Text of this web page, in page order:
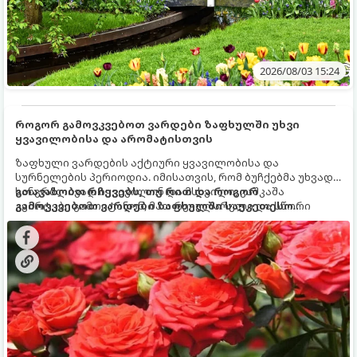
2026/08/03 15:24
როგორ გამოვკვებოთ ვარდები ზაფხულში უხვი
ყვავილობისა და არომატისთვის
ზაფხული ვარდების აქტიური ყვავილობისა და
სურნელების პერიოდია. იმისათვის, რომ ბუჩქებმა უხვად,
ხანგრძლივად იყვავილონ და მსხვილი, კაშკაშა
კვირტები გამოიტანონ, მათ რეგულარული და სწორი
გამოკვება სჭირდებათ. ზაფხულის პერიოდში მცენარის
მოთხოვნილებები იცვლება, ამიტომ მნიშვნელოვანია
ვიცოდეთ, რომელი სასუქები გამოიყენება ამ დროს.
გთავაზობთ რჩევებს, თუ რით და როგორ
გამოვკვებოთ ვარდები ზაფხულში საუკეთესო
შედეგის მისაღწევად: